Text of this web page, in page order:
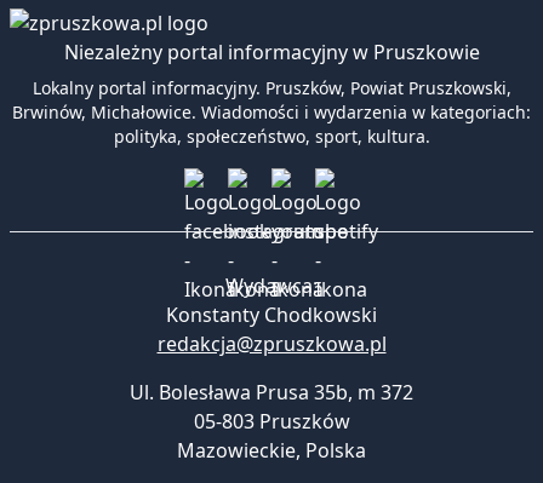
Niezależny portal informacyjny w Pruszkowie
Lokalny portal informacyjny. Pruszków, Powiat Pruszkowski,
Brwinów, Michałowice. Wiadomości i wydarzenia w kategoriach:
polityka, społeczeństwo, sport, kultura.
Wydawca:
Konstanty Chodkowski
redakcja@zpruszkowa.pl
Ul. Bolesława Prusa 35b, m 372
05-803 Pruszków
Mazowieckie, Polska